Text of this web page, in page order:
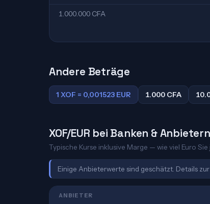
1.000.000 CFA
Andere Beträge
1 XOF = 0,001523 EUR 1.000 CFA
XOF/EUR bei Banken & Anbietern
Typische Kurse inklusive Marge — wie viel Euro
Einige Anbieterwerte sind geschätzt. Details
ANBIETER